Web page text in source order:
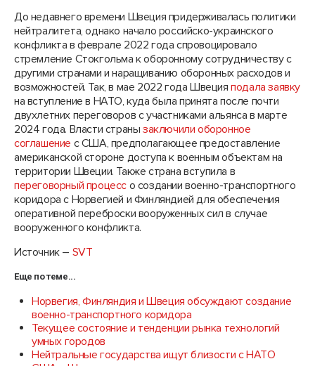
До недавнего времени Швеция придерживалась политики
нейтралитета, однако начало российско-украинского
конфликта в феврале 2022 года спровоцировало
стремление Стокгольма к оборонному сотрудничеству с
другими странами и наращиванию оборонных расходов и
возможностей. Так, в мае 2022 года Швецияподала заявку
на вступление в НАТО, куда была принята после почти
двухлетних переговоров с участниками альянса в марте
2024 года. Власти странызаключили оборонное
соглашение с США, предполагающее предоставление
американской стороне доступа к военным объектам на
территории Швеции. Также страна вступила в
переговорный процесс о создании военно-транспортного
коридора с Норвегией и Финляндией для обеспечения
оперативной переброски вооруженных сил в случае
вооруженного конфликта.
Источник – SVT
Еще по теме...
Норвегия, Финляндия и Швеция обсуждают создание
военно-транспортного коридора
Текущее состояние и тенденции рынка технологий
умных городов
Нейтральные государства ищут близости с НАТО